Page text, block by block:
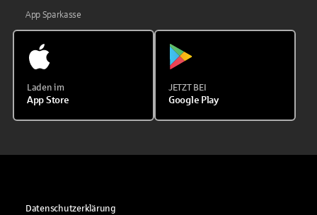
App Sparkasse
Laden im
App Store
JETZT BEI
Google Play
Datenschutzerklärung